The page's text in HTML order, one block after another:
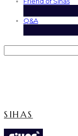
Q&A
SIHAS